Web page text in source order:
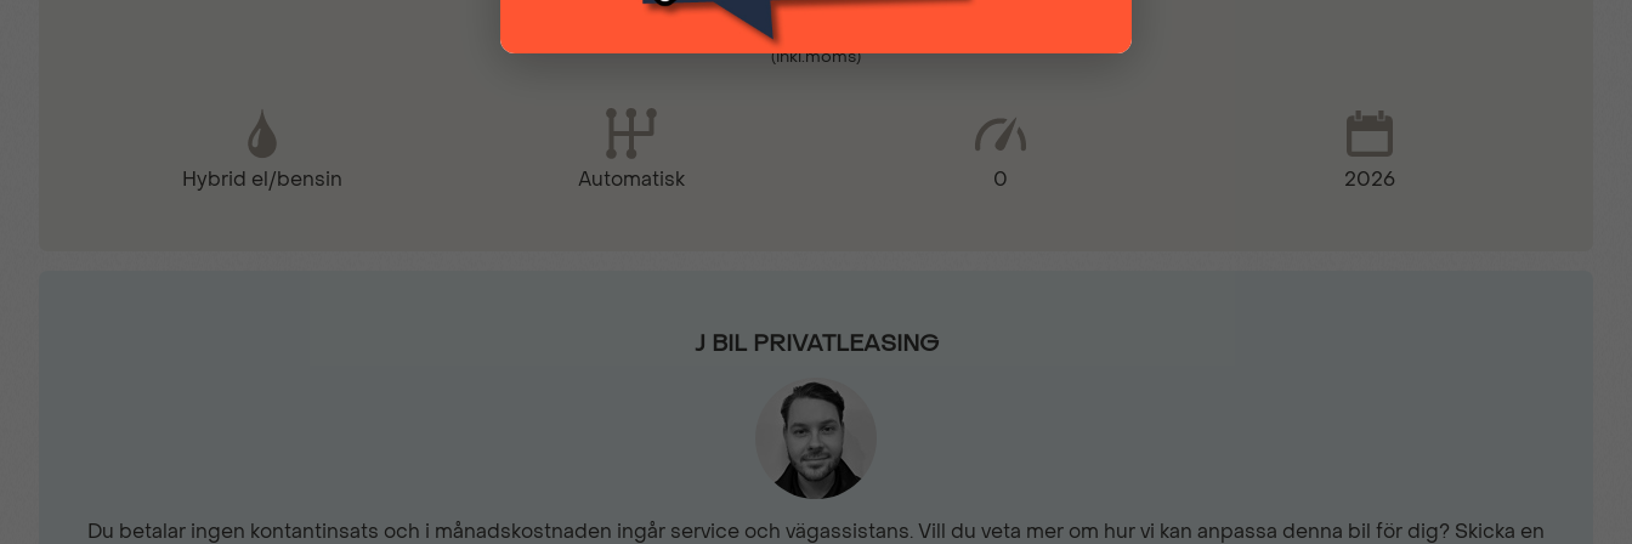
Elektrisk parkeringsbroms
Fjärrstyrt centrallås
ISA - Intelligent Speed Assist
Kollisionsvarning fram
LED DRL (Varselljus)
3 299 kr
(inkl.moms)
Hybrid el/bensin Automatisk 0 2026
J BIL PRIVATLEASING
Du betalar ingen kontantinsats och i månadskostnaden ingår service och vägassistans. Vill du veta mer om hur vi kan anpassa denna bil för dig? Skicka en